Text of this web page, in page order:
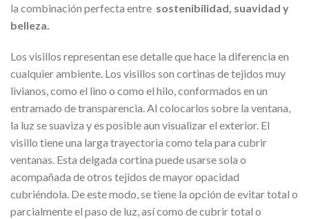
la combinación perfecta entre sostenibilidad, suavidad y
belleza.
Los visillos representan ese detalle que hace la diferencia en
cualquier ambiente. Los visillos son cortinas de tejidos muy
livianos, como el lino o como el hilo, conformados en un
entramado de transparencia. Al colocarlos sobre la ventana,
la luz se suaviza y es posible aun visualizar el exterior. El
visillo tiene una larga trayectoria como tela para cubrir
ventanas. Esta delgada cortina puede usarse sola o
acompañada de otros tejidos de mayor opacidad
cubriéndola. De este modo, se tiene la opción de evitar total o
parcialmente el paso de luz, así como de cubrir total o